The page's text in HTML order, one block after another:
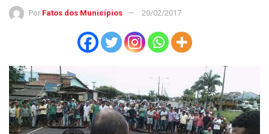
Por Fatos dos Municípios 20/02/2017